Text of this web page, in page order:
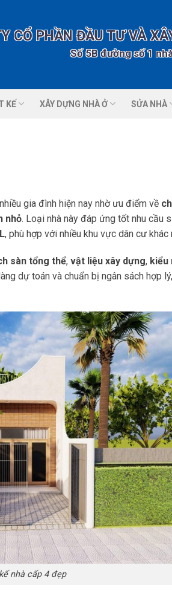
CỔ PHẦN ĐẦU TƯ VÀ
Số 5B đường số 1 nhà vườn 2
KẾ XÂY DỰNG NHÀ Ở SỬA NHÀ
gia đình hiện nay nhờ ưu điểm về
nhỏ. Loại nhà này đáp ứng tốt nhu cầu
, phù hợp với nhiều khu vực dân cư khác
sàn tổng thể, vật liệu xây dựng, kiểu
dự toán và chuẩn bị ngân sách hợp
nhà cấp 4 đẹp